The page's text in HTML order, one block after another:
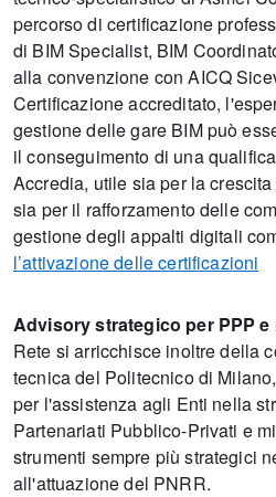
percorso di certificazione
di BIM Specialist, BIM
alla convenzione con AICQ
Certificazione accreditato,
gestione delle gare BIM può
il conseguimento di una
Accredia, utile sia per la
sia per il rafforzamento delle
gestione degli appalti digitali
l’attivazione delle certificazioni
Advisory strategico per PPP
Rete si arricchisce inoltre della
tecnica del Politecnico di
per l'assistenza agli Enti nella
Partenariati Pubblico-Privati e
strumenti sempre più strategici
all'attuazione del PNRR.